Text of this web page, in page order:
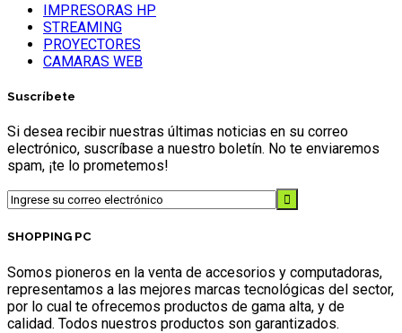
IMPRESORAS HP
STREAMING
PROYECTORES
CAMARAS WEB
Suscríbete
Si desea recibir nuestras últimas noticias en su correo
electrónico, suscríbase a nuestro boletín. No te enviaremos
spam, ¡te lo prometemos!
SHOPPING PC
Somos pioneros en la venta de accesorios y computadoras,
representamos a las mejores marcas tecnológicas del sector,
por lo cual te ofrecemos productos de gama alta, y de
calidad. Todos nuestros productos son garantizados.